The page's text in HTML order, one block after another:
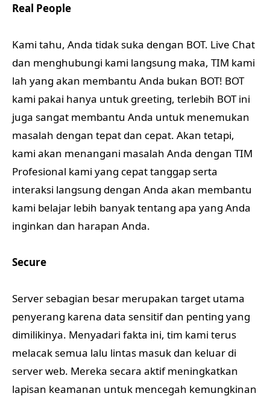
Real People
Kami tahu, Anda tidak suka dengan BOT. Live Chat
dan menghubungi kami langsung maka, TIM kami
lah yang akan membantu Anda bukan BOT! BOT
kami pakai hanya untuk greeting, terlebih BOT ini
juga sangat membantu Anda untuk menemukan
masalah dengan tepat dan cepat. Akan tetapi,
kami akan menangani masalah Anda dengan TIM
Profesional kami yang cepat tanggap serta
interaksi langsung dengan Anda akan membantu
kami belajar lebih banyak tentang apa yang Anda
inginkan dan harapan Anda.
Secure
Server sebagian besar merupakan target utama
penyerang karena data sensitif dan penting yang
dimilikinya. Menyadari fakta ini, tim kami terus
melacak semua lalu lintas masuk dan keluar di
server web. Mereka secara aktif meningkatkan
lapisan keamanan untuk mencegah kemungkinan